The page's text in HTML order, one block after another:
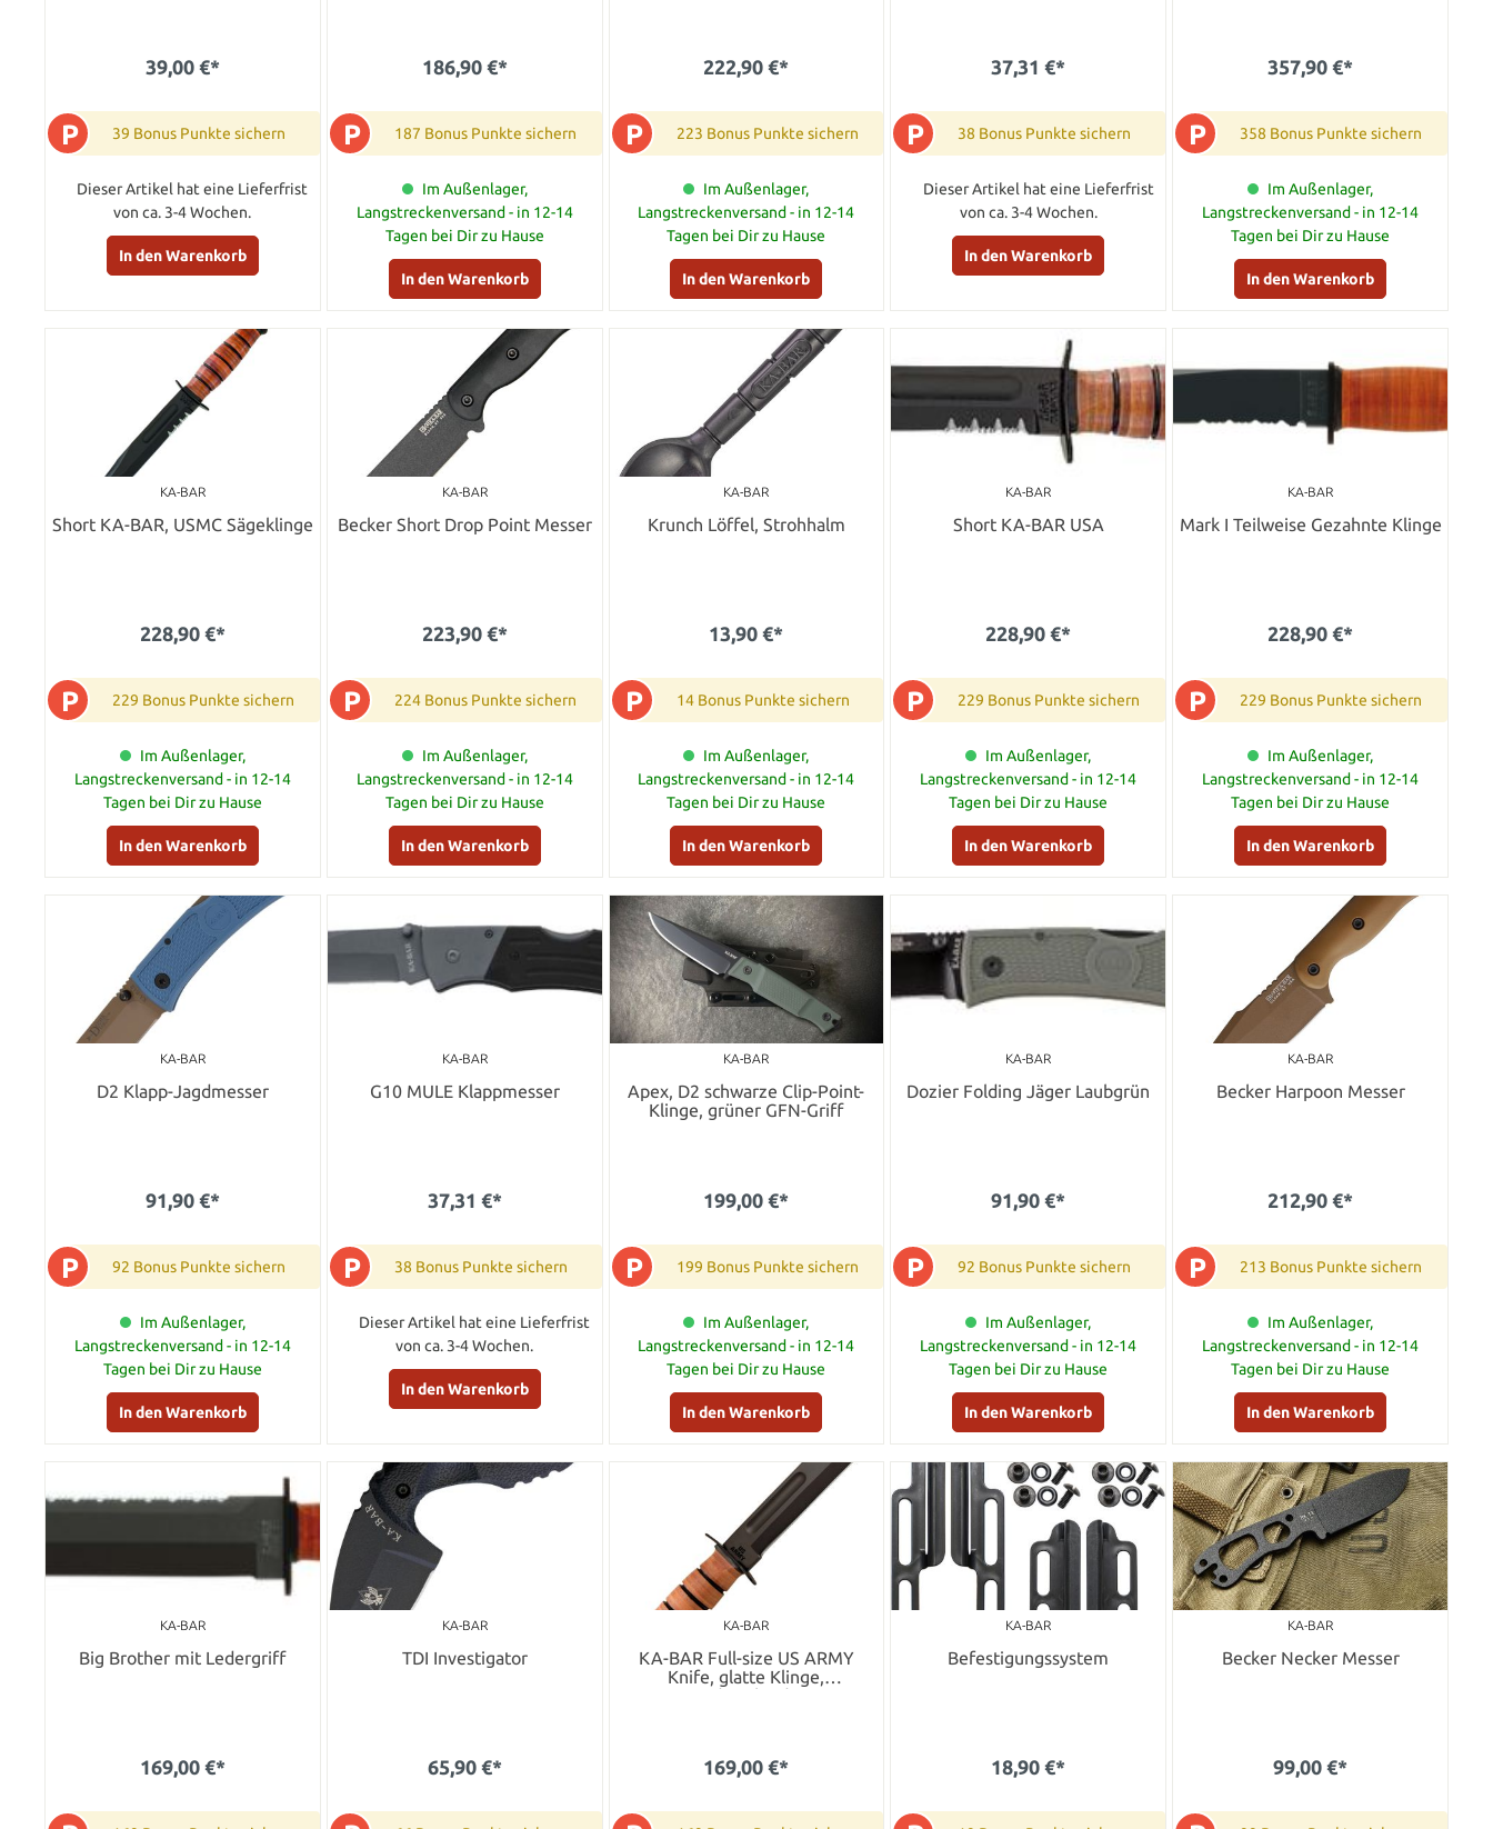
39,00 €*
P 39 Bonus Punkte sichern
Dieser Artikel hat eine Lieferfrist
von ca. 3-4 Wochen.
In den Warenkorb
186,90 €*
P 187 Bonus Punkte sichern
Im Außenlager,
Langstreckenversand - in 12-14
Tagen bei Dir zu Hause
In den Warenkorb
222,90 €*
P 223 Bonus Punkte sichern
Im Außenlager,
Langstreckenversand - in 12-14
Tagen bei Dir zu Hause
In den Warenkorb
37,31 €*
P 38 Bonus Punkte sichern
Dieser Artikel hat eine Lieferfrist
von ca. 3-4 Wochen.
In den Warenkorb
357,90 €*
P 358 Bonus Punkte sichern
Im Außenlager,
Langstreckenversand - in 12-14
Tagen bei Dir zu Hause
In den Warenkorb
KA-BAR
Short KA-BAR, USMC Sägeklinge
228,90 €*
P 229 Bonus Punkte sichern
Im Außenlager,
Langstreckenversand - in 12-14
Tagen bei Dir zu Hause
In den Warenkorb
KA-BAR
Becker Short Drop Point Messer
223,90 €*
P 224 Bonus Punkte sichern
Im Außenlager,
Langstreckenversand - in 12-14
Tagen bei Dir zu Hause
In den Warenkorb
KA-BAR
Krunch Löffel, Strohhalm
13,90 €*
P 14 Bonus Punkte sichern
Im Außenlager,
Langstreckenversand - in 12-14
Tagen bei Dir zu Hause
In den Warenkorb
KA-BAR
Short KA-BAR USA
228,90 €*
P 229 Bonus Punkte sichern
Im Außenlager,
Langstreckenversand - in 12-14
Tagen bei Dir zu Hause
In den Warenkorb
KA-BAR
Mark I Teilweise Gezahnte Klinge
228,90 €*
P 229 Bonus Punkte sichern
Im Außenlager,
Langstreckenversand - in 12-14
Tagen bei Dir zu Hause
In den Warenkorb
KA-BAR
D2 Klapp-Jagdmesser
91,90 €*
P 92 Bonus Punkte sichern
Im Außenlager,
Langstreckenversand - in 12-14
Tagen bei Dir zu Hause
In den Warenkorb
KA-BAR
G10 MULE Klappmesser
37,31 €*
P 38 Bonus Punkte sichern
Dieser Artikel hat eine Lieferfrist
von ca. 3-4 Wochen.
In den Warenkorb
KA-BAR
Apex, D2 schwarze Clip-Point-
Klinge, grüner GFN-Griff
199,00 €*
P 199 Bonus Punkte sichern
Im Außenlager,
Langstreckenversand - in 12-14
Tagen bei Dir zu Hause
In den Warenkorb
KA-BAR
Dozier Folding Jäger Laubgrün
91,90 €*
P 92 Bonus Punkte sichern
Im Außenlager,
Langstreckenversand - in 12-14
Tagen bei Dir zu Hause
In den Warenkorb
KA-BAR
Becker Harpoon Messer
212,90 €*
P 213 Bonus Punkte sichern
Im Außenlager,
Langstreckenversand - in 12-14
Tagen bei Dir zu Hause
In den Warenkorb
KA-BAR
Big Brother mit Ledergriff
169,00 €*
KA-BAR
TDI Investigator
65,90 €*
KA-BAR
KA-BAR Full-size US ARMY
Knife, glatte Klinge,
Lederscheide
169,00 €*
KA-BAR
Befestigungssystem
18,90 €*
KA-BAR
Becker Necker Messer
99,00 €*